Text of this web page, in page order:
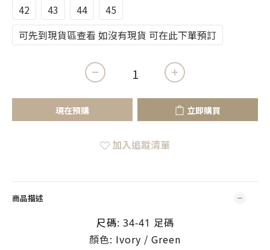
42
43 44
45
可先到現貨區查看 如沒有現貨 可在此下單預訂
現在預購 立即購買
加入追蹤清單
商品描述
尺碼: 34-41 足碼
顏色: Ivory / Green